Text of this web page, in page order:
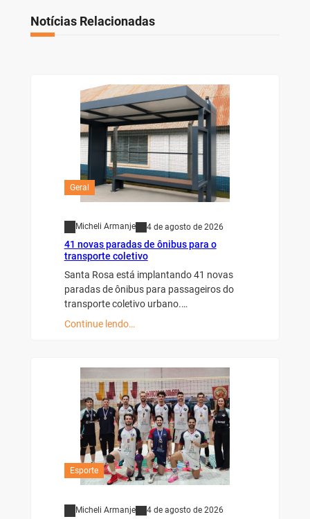
Notícias Relacionadas
Geral
Micheli Armanje 4 de agosto de 2026
41 novas paradas de ônibus para o
transporte coletivo
Santa Rosa está implantando 41 novas
paradas de ônibus para passageiros do
transporte coletivo urbano.…
Continue lendo…
Esporte
Micheli Armanje 4 de agosto de 2026